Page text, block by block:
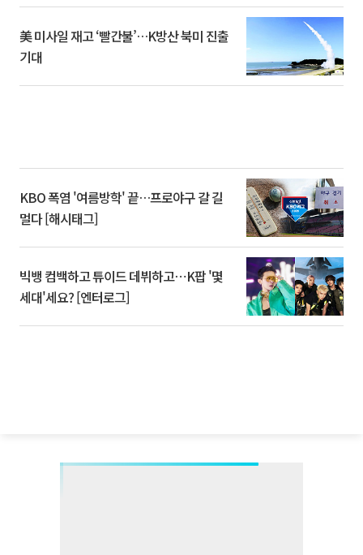
美 미사일 재고 ‘빨간불’…K방산 북미 진출
기대
KBO 폭염 '여름방학' 끝…프로야구 갈 길
멀다 [해시태그]
빅뱅 컴백하고 튜이드 데뷔하고⋯K팝 '몇
세대'세요? [엔터로그]